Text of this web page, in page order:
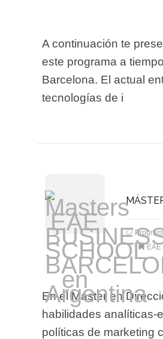
A continuación te
este programa a
Barcelona. El actual
tecnologías de i
EAE
En el Máster en
habilidades analíticas-
políticas de marketing